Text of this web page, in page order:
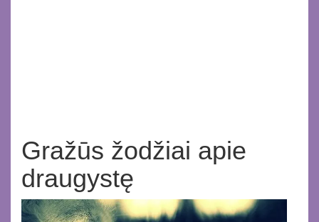
Gražūs žodžiai apie
draugystę